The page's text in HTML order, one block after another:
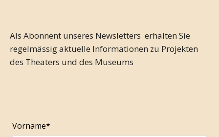
Als Abonnent unseres Newsletters erhalten Sie
regelmässig aktuelle Informationen zu Projekten
des Theaters und des Museums
Vorname*